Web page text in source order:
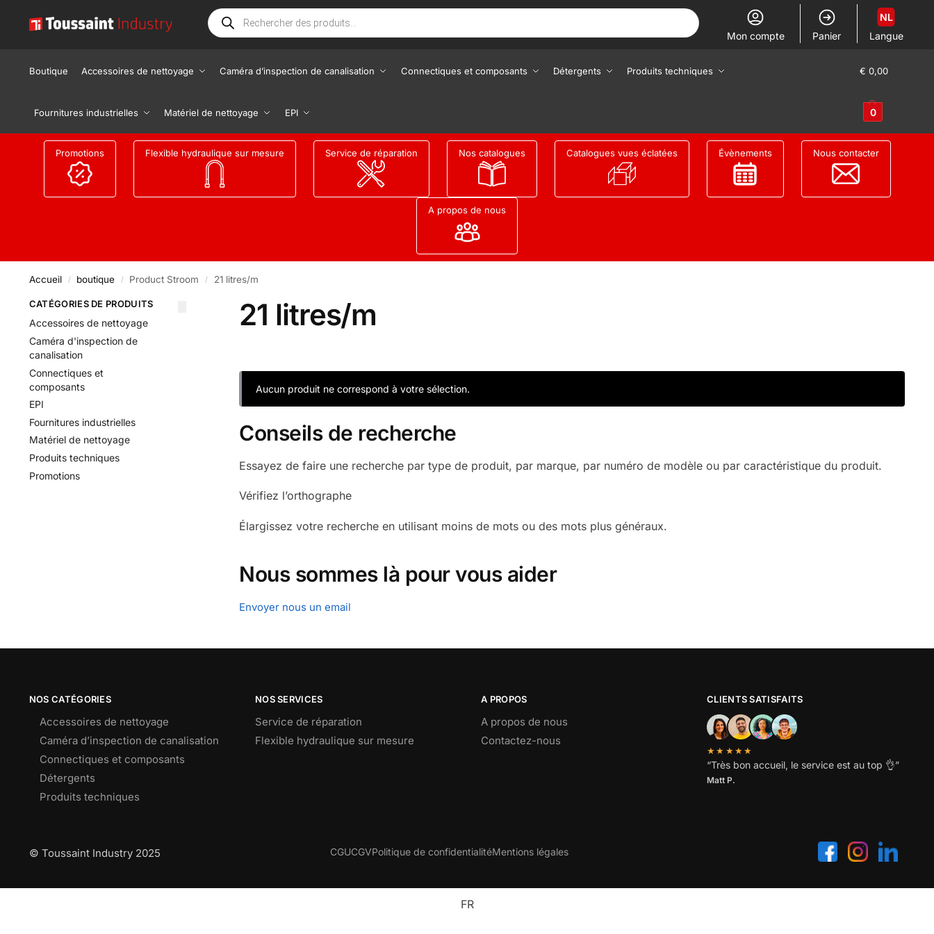
Mon compte Panier Langue
NL
Boutique Accessoires de nettoyage Caméra d’inspection de canalisation Connectiques et composants Détergents Produits techniques
Fournitures industrielles Matériel de nettoyage EPI
€ 0,00
0
Promotions Flexible hydraulique sur mesure Service de réparation Nos catalogues Catalogues vues éclatées Évènements Nous contacter
A propos de nous
Accueil / boutique / Product Stroom / 21 litres/m
21 litres/m
Aucun produit ne correspond à votre sélection.
Conseils de recherche
Essayez de faire une recherche par type de produit, par marque, par numéro de modèle ou par caractéristique du produit.
Vérifiez l’orthographe
Élargissez votre recherche en utilisant moins de mots ou des mots plus généraux.
Nous sommes là pour vous aider
Envoyer nous un email
CATÉGORIES DE PRODUITS
Accessoires de nettoyage
Caméra d'inspection de
canalisation
Connectiques et
composants
EPI
Fournitures industrielles
Matériel de nettoyage
Produits techniques
Promotions
NOS CATÉGORIES
Accessoires de nettoyage
Caméra d’inspection de canalisation
Connectiques et composants
Détergents
Produits techniques
NOS SERVICES
Service de réparation
Flexible hydraulique sur mesure
A PROPOS
A propos de nous
Contactez-nous
CLIENTS SATISFAITS
★★★★★
“Très bon accueil, le service est au top 👌”
Matt P.
© Toussaint Industry 2025 CGUCGVPolitique de confidentialitéMentions légales
FR